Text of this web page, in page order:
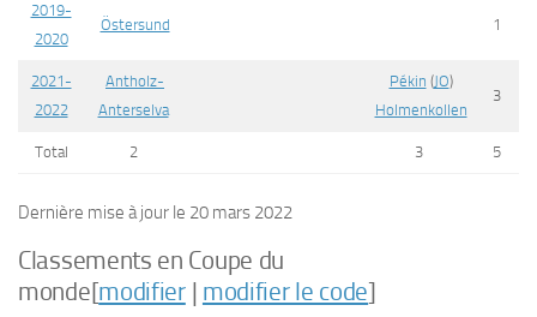
2019-
2020
Östersund 1
2021-
2022
Antholz-
Anterselva
Pékin (JO)
Holmenkollen
3
Total 2 3 5
Dernière mise à jour le 20 mars 2022
Classements en Coupe du
monde[modifier| modifier le code]